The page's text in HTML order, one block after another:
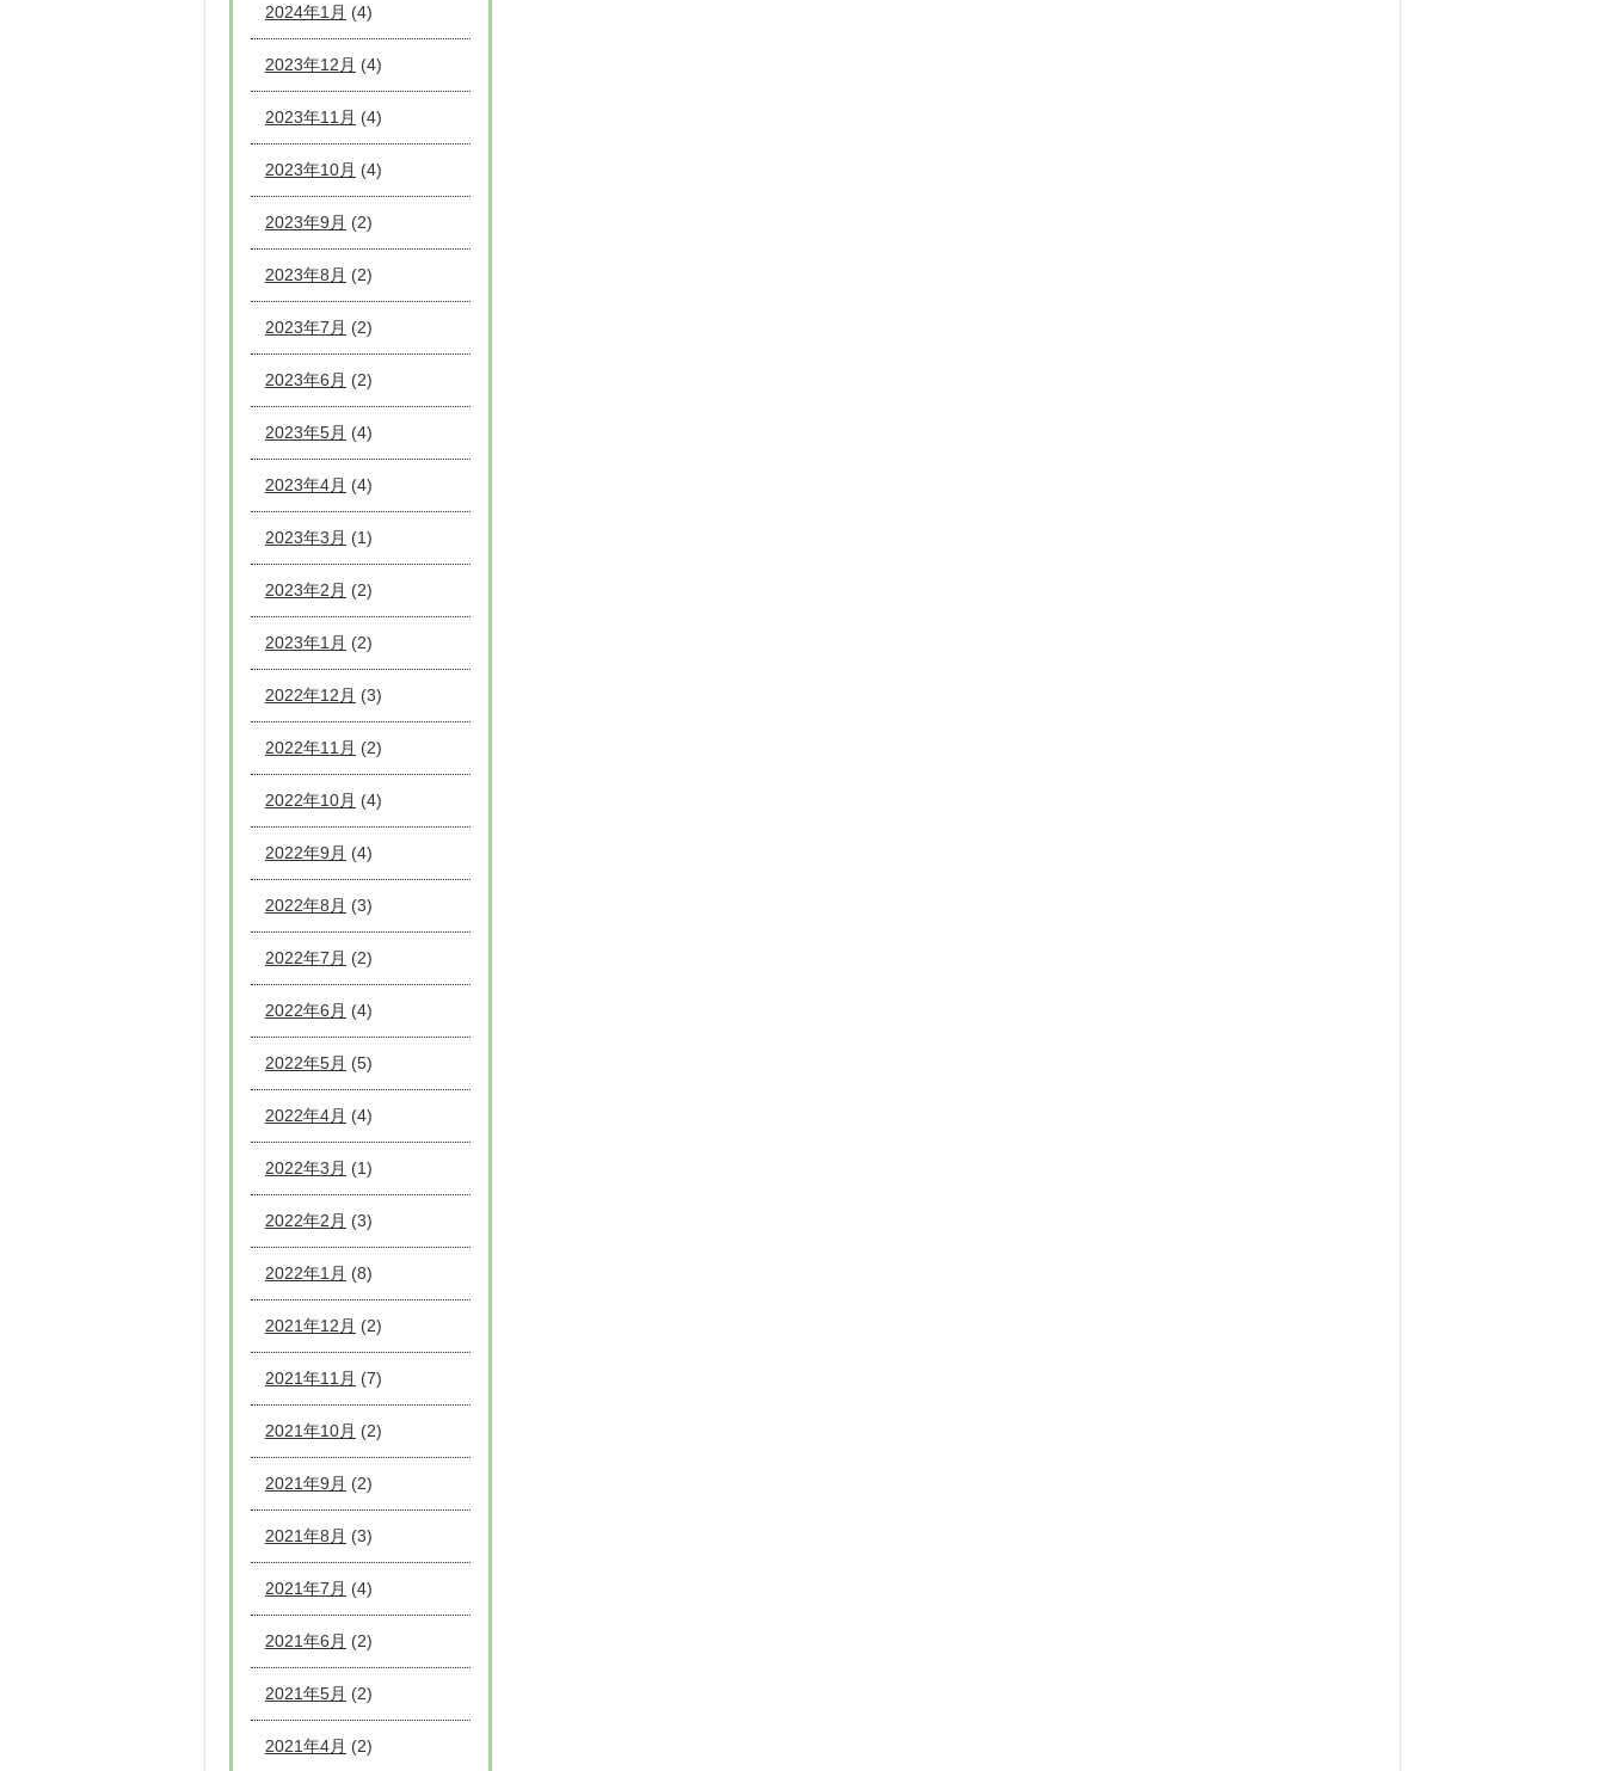
2024年1月 (4)
2023年12月 (4)
2023年11月 (4)
2023年10月 (4)
2023年9月 (2)
2023年8月 (2)
2023年7月 (2)
2023年6月 (2)
2023年5月 (4)
2023年4月 (4)
2023年3月 (1)
2023年2月 (2)
2023年1月 (2)
2022年12月 (3)
2022年11月 (2)
2022年10月 (4)
2022年9月 (4)
2022年8月 (3)
2022年7月 (2)
2022年6月 (4)
2022年5月 (5)
2022年4月 (4)
2022年3月 (1)
2022年2月 (3)
2022年1月 (8)
2021年12月 (2)
2021年11月 (7)
2021年10月 (2)
2021年9月 (2)
2021年8月 (3)
2021年7月 (4)
2021年6月 (2)
2021年5月 (2)
2021年4月 (2)